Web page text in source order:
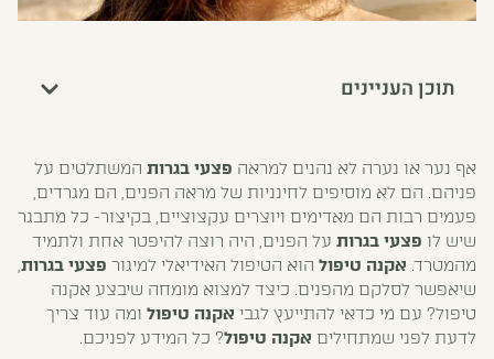
תוכן העניינים
אף נער או נערה לא נהנים למראה פצעי בגרות המשתלטים על
פניהם. הם לא מוסיפים לחינניות של מראה הפנים, הם מגרדים,
פעמים רבות הם מאדימים ויוצרים עקצוציים, בקיצור- כל מתבגר
שיש לו פצעי בגרות על הפנים, היה רוצה להיפטר אחת ולתמיד
מהמטרד. אקנה טיפול הוא הטיפול האידיאלי למיגור פצעי בגרות,
שיאפשר לסלקם מהפנים. כיצד למצוא מומחה שיבצע אקנה
טיפול? עם מי כדאי להתייעץ לגבי אקנה טיפול ומה עוד צריך
לדעת לפני שמתחילים אקנה טיפול? כל המידע לפניכם.